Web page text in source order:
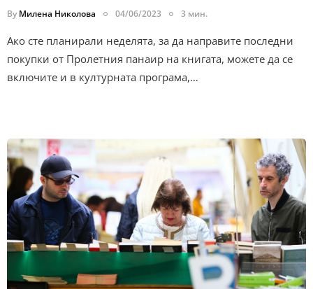
By Милена Николова 04/06/2023 3 мин.
Ако сте планирали неделята, за да направите последни
покупки от Пролетния панаир на книгата, можете да се
включите и в културната програма,…